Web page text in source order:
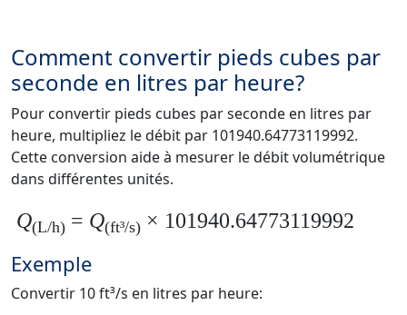
Comment convertir pieds cubes par
seconde en litres par heure?
Pour convertir pieds cubes par seconde en litres par
heure, multipliez le débit par 101940.64773119992.
Cette conversion aide à mesurer le débit volumétrique
dans différentes unités.
Q(L/h) = Q(ft³/s) × 101940.64773119992
Exemple
Convertir 10 ft³/s en litres par heure: